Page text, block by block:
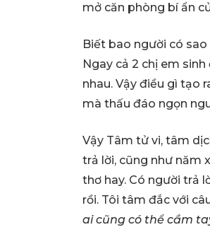
mở căn phòng bí ẩn
Biết bao người có
Ngay cả 2 chị em
nhau. Vậy điều gì tạo
mà thấu đáo ngọn
Vậy Tâm tử vi, tâm
trả lời, cũng như năm
thơ hay. Có người trả
rồi. Tôi tâm đắc với
ai cũng có thể cầm